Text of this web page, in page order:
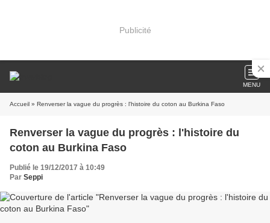
Publicité
MENU
Accueil » Renverser la vague du progrès : l'histoire du coton au Burkina Faso
Renverser la vague du progrès : l'histoire du
coton au Burkina Faso
Publié le 19/12/2017 à 10:49
Par Seppi